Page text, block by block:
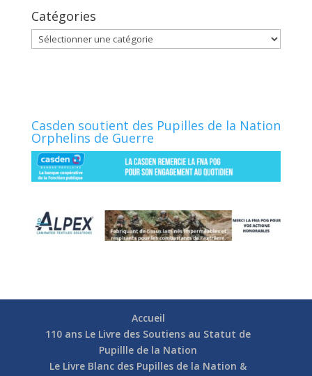
Catégories
Catégories
Casden soutient des Pupilles de la Nation
Orphelins de Guerre
Accueil
110 ans Le Livre des Soutiens au Statut de
Pupillle de la Nation
Le Livre Blanc des Pupilles de la Nation &